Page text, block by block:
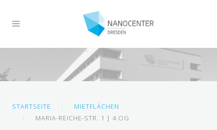
STARTSEITE
MIETFLÄCHEN
MARIA-REICHE-STR. 1 | 4.OG